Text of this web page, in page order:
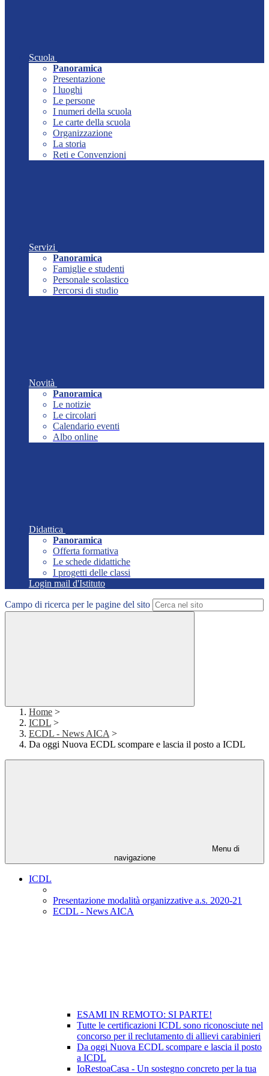
Scuola
Panoramica
Presentazione
I luoghi
Le persone
I numeri della scuola
Le carte della scuola
Organizzazione
La storia
Reti e Convenzioni
Servizi
Panoramica
Famiglie e studenti
Personale scolastico
Percorsi di studio
Novità
Panoramica
Le notizie
Le circolari
Calendario eventi
Albo online
Didattica
Panoramica
Offerta formativa
Le schede didattiche
I progetti delle classi
Login mail d'Istituto
Campo di ricerca per le pagine del sito
Home >
ICDL >
ECDL - News AICA >
Da oggi Nuova ECDL scompare e lascia il posto a ICDL
Menu di
navigazione
ICDL
Presentazione modalità organizzative a.s. 2020-21
ECDL - News AICA
ESAMI IN REMOTO: SI PARTE!
Tutte le certificazioni ICDL sono riconosciute nel
concorso per il reclutamento di allievi carabinieri
Da oggi Nuova ECDL scompare e lascia il posto
a ICDL
IoRestoaCasa - Un sostegno concreto per la tua